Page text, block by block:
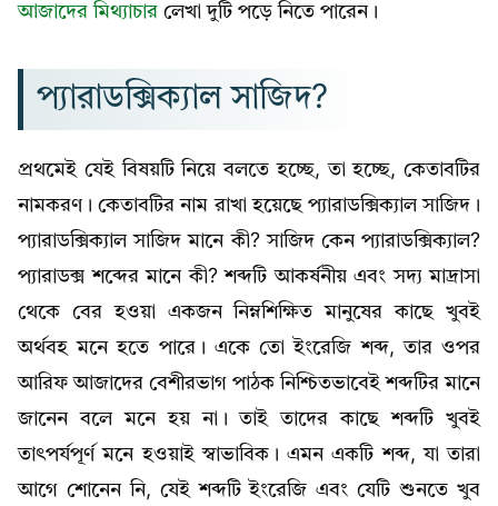
আজাদের মিথ্যাচার লেখা দুটি পড়ে নিতে পারেন।
প্যারাডক্সিক্যাল সাজিদ?
প্রথমেই যেই বিষয়টি নিয়ে বলতে হচ্ছে, তা হচ্ছে, কেতাবটির
নামকরণ। কেতাবটির নাম রাখা হয়েছে প্যারাডক্সিক্যাল সাজিদ।
প্যারাডক্সিক্যাল সাজিদ মানে কী? সাজিদ কেন প্যারাডক্সিক্যাল?
প্যারাডক্স শব্দের মানে কী? শব্দটি আকর্ষনীয় এবং সদ্য মাদ্রাসা
থেকে বের হওয়া একজন নিম্নশিক্ষিত মানুষের কাছে খুবই
অর্থবহ মনে হতে পারে। একে তো ইংরেজি শব্দ, তার ওপর
আরিফ আজাদের বেশীরভাগ পাঠক নিশ্চিতভাবেই শব্দটির মানে
জানেন বলে মনে হয় না। তাই তাদের কাছে শব্দটি খুবই
তাৎপর্যপূর্ণ মনে হওয়াই স্বাভাবিক। এমন একটি শব্দ, যা তারা
আগে শোনেন নি, যেই শব্দটি ইংরেজি এবং যেটি শুনতে খুব